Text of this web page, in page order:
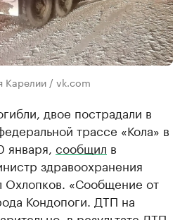
Карелии / vk.com
двое пострадали в
трассе «Кола» в
января, сообщил в
здравоохранения
Охлопков. «Сообщение от
Кондопоги. ДТП на